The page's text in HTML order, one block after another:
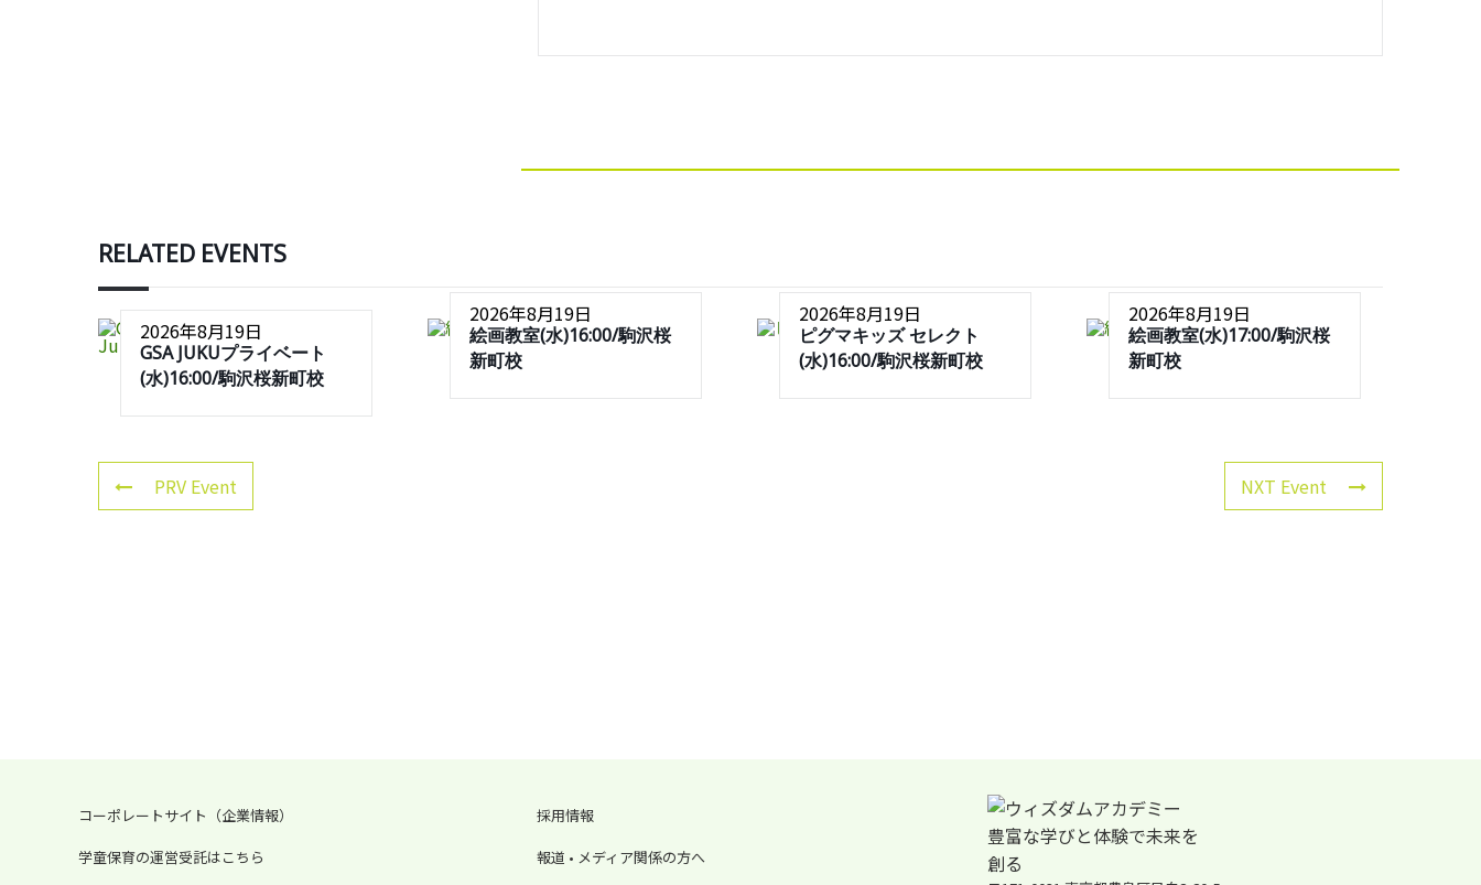
RELATED EVENTS
2026年8月19日
GSA JUKUプライベート
(水)16:00/駒沢桜新町校
2026年8月19日
絵画教室(水)16:00/駒沢桜
新町校
2026年8月19日
ピグマキッズ セレクト
(水)16:00/駒沢桜新町校
2026年8月19日
絵画教室(水)17:00/駒沢桜
新町校
PRV Event NXT Event
コーポレートサイト（企業情報）
学童保育の運営受託はこちら
採用情報
報道 • メディア関係の方へ